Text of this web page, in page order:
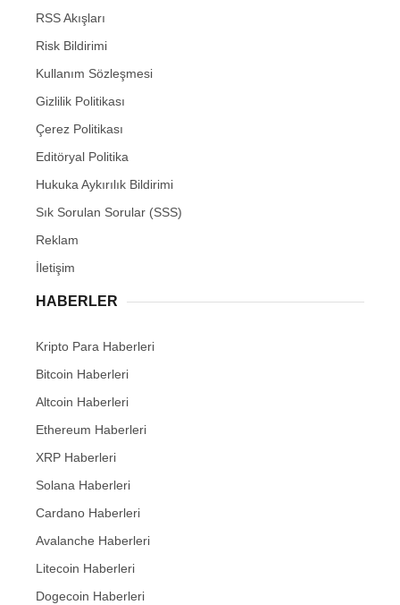
RSS Akışları
Risk Bildirimi
Kullanım Sözleşmesi
Gizlilik Politikası
Çerez Politikası
Editöryal Politika
Hukuka Aykırılık Bildirimi
Sık Sorulan Sorular (SSS)
Reklam
İletişim
HABERLER
Kripto Para Haberleri
Bitcoin Haberleri
Altcoin Haberleri
Ethereum Haberleri
XRP Haberleri
Solana Haberleri
Cardano Haberleri
Avalanche Haberleri
Litecoin Haberleri
Dogecoin Haberleri